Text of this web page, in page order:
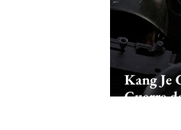
Kang Je
Guerre